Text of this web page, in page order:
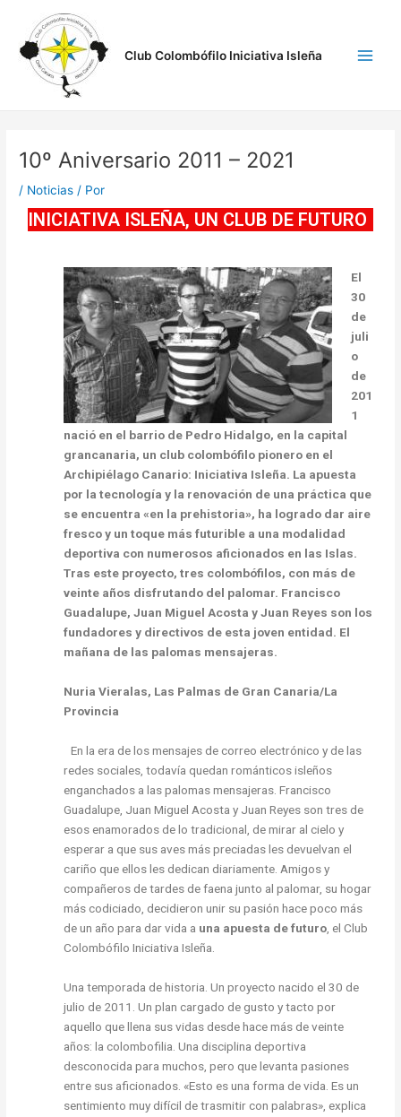
contenido
Club Colombófilo Iniciativa Isleña
10º Aniversario 2011 – 2021
/ Noticias / Por
INICIATIVA ISLEÑA, UN CLUB DE FUTURO
El
30
de
juli
o
de
201
1
nació en el barrio de Pedro Hidalgo, en la capital
grancanaria, un club colombófilo pionero en el
Archipiélago Canario: Iniciativa Isleña. La apuesta
por la tecnología y la renovación de una práctica que
se encuentra «en la prehistoria», ha logrado dar aire
fresco y un toque más futurible a una modalidad
deportiva con numerosos aficionados en las Islas.
Tras este proyecto, tres colombófilos, con más de
veinte años disfrutando del palomar. Francisco
Guadalupe, Juan Miguel Acosta y Juan Reyes son los
fundadores y directivos de esta joven entidad. El
mañana de las palomas mensajeras.
Nuria Vieralas, Las Palmas de Gran Canaria/La
Provincia
En la era de los mensajes de correo electrónico y de las
redes sociales, todavía quedan románticos isleños
enganchados a las palomas mensajeras. Francisco
Guadalupe, Juan Miguel Acosta y Juan Reyes son tres de
esos enamorados de lo tradicional, de mirar al cielo y
esperar a que sus aves más preciadas les devuelvan el
cariño que ellos les dedican diariamente. Amigos y
compañeros de tardes de faena junto al palomar, su hogar
más codiciado, decidieron unir su pasión hace poco más
de un año para dar vida a una apuesta de futuro , el Club
Colombófilo Iniciativa Isleña.
Una temporada de historia. Un proyecto nacido el 30 de
julio de 2011. Un plan cargado de gusto y tacto por
aquello que llena sus vidas desde hace más de veinte
años: la colombofilia. Una disciplina deportiva
desconocida para muchos, pero que levanta pasiones
entre sus aficionados. «Esto es una forma de vida. Es un
sentimiento muy difícil de trasmitir con palabras», explica
de
entradas